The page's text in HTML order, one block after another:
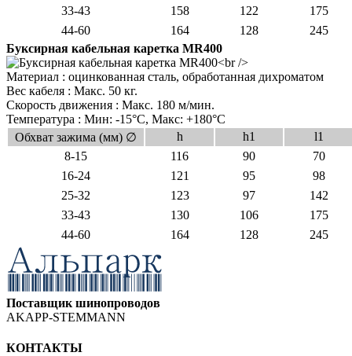
33-43 158 122
175
44-60
164 128
245
Буксирная кабельная каретка MR400
Материал : оцинкованная сталь, обработанная дихроматом
Bес кабеля : Макс. 50 кг.
Cкорость движения : Макс. 180 м/мин.
Температура : Мин: -15°C, Макс: +180°C
Обхват зажима (мм) ∅
h h1
l1
8-15
116 90
70
16-24
121 95
98
25-32
123 97
142
33-43
130 106
175
44-60
164 128 245
Поставщик шинопроводов
AKAPP-STEMMANN
КОНТАКТЫ